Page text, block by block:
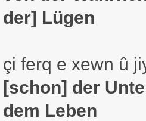
der] Lügen
çi ferq e xewn û
[schon] der
dem Leben